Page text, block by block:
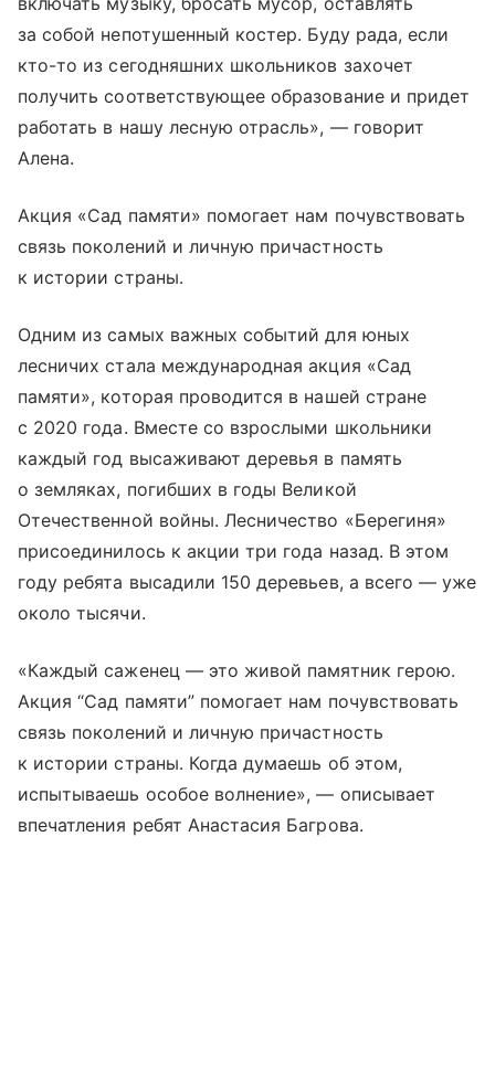
за собой непотушенный костер. Буду рада, если
кто-то из сегодняшних школьников захочет
получить соответствующее образование и придет
работать в нашу лесную отрасль», — говорит
Алена.
Акция «Сад памяти» помогает нам почувствовать
связь поколений и личную причастность
к истории страны.
Одним из самых важных событий для юных
лесничих стала международная акция «Сад
памяти», которая проводится в нашей стране
с 2020 года. Вместе со взрослыми школьники
каждый год высаживают деревья в память
о земляках, погибших в годы Великой
Отечественной войны. Лесничество «Берегиня»
присоединилось к акции три года назад. В этом
году ребята высадили 150 деревьев, а всего — уже
около тысячи.
«Каждый саженец — это живой памятник герою.
Акция “Сад памяти” помогает нам почувствовать
связь поколений и личную причастность
к истории страны. Когда думаешь об этом,
испытываешь особое волнение», — описывает
впечатления ребят Анастасия Багрова.